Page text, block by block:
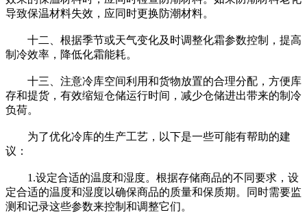
导致保温材料失效，应同时更换防潮材料。
十二、根据季节或天气变化及时调整化霜参数控制，提高
制冷效率，降低化霜能耗。
十三、注意冷库空间利用和货物放置的合理分配，方便库
存和提货，有效缩短仓储运行时间，减少仓储进出带来的制冷
负荷。
为了优化冷库的生产工艺，以下是一些可能有帮助的建
议：
1.设定合适的温度和湿度。根据存储商品的不同要求，设
定合适的温度和湿度以确保商品的质量和保质期。同时需要监
测和记录这些参数来控制和调整它们。